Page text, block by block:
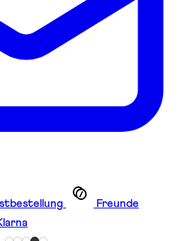
Freunde